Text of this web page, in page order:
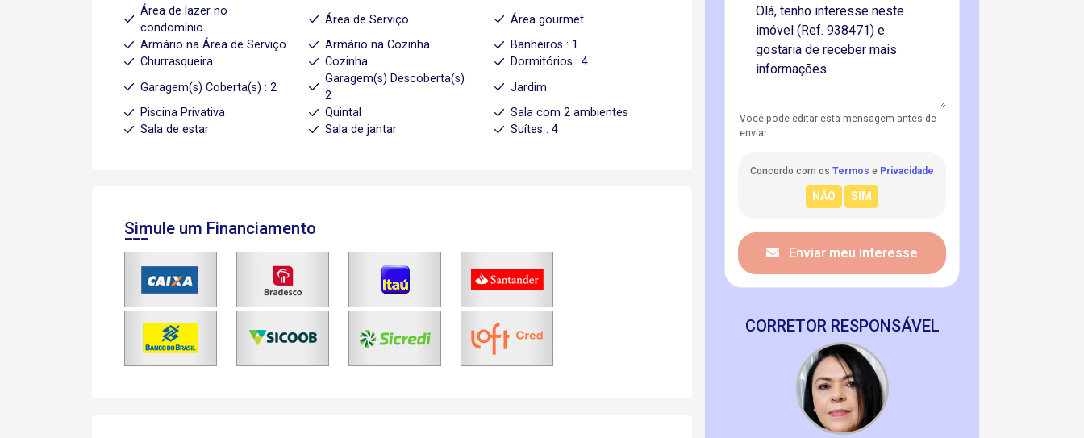
Área de lazer no
condomínio
Área de Serviço
Área gourmet
Armário na Área de Serviço
Armário na Cozinha
Banheiros : 1
Churrasqueira
Cozinha
Dormitórios : 4
Garagem(s) Coberta(s) : 2
Garagem(s) Descoberta(s) :
2
Jardim
Piscina Privativa
Quintal
Sala com 2 ambientes
Sala de estar
Sala de jantar Suítes : 4
Simule um Financiamento
Você pode editar esta mensagem antes de
enviar.
Concordo com os Termos e Privacidade
Enviar meu interesse
CORRETOR RESPONSÁVEL